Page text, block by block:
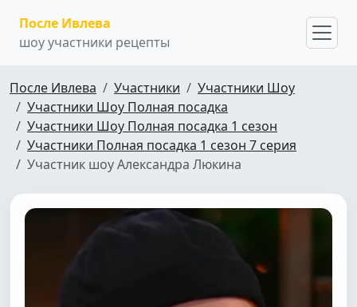
После Ивлева
шоу участники рецепты
После Ивлева Участники
Участники Шоу
Участники Шоу Полная посадка
Участники Шоу Полная посадка 1 сезон
Участники Полная посадка 1 сезон 7 серия
Участник шоу Александра Люкина